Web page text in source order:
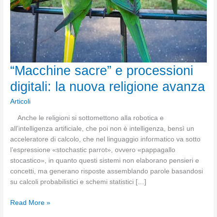
“Macchine sacre” e processioni
digitali: la nuova religione avanza
Articoli
Anche le religioni si sottomettono alla robotica e
all’intelligenza artificiale, che poi non è intelligenza, bensì un
acceleratore di calcolo, che nel linguaggio informatico va sotto
l’espressione «stochastic parrot», ovvero «pappagallo
stocastico», in quanto questi sistemi non elaborano pensieri e
concetti, ma generano risposte assemblando parole basandosi
su calcoli probabilistici e schemi statistici […]
“Macchine
Read More »